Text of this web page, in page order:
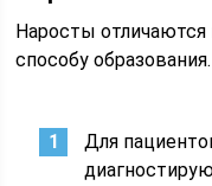
Наросты
способу образования.
Для